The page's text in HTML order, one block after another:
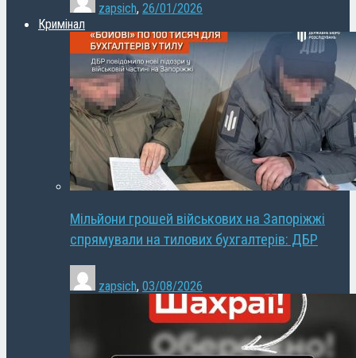
zapsich, 26/01/2026
Кримінал
Мільйони грошей військових на Запоріжжі
спрямували на тилових бухгалтерів: ДБР
zapsich, 03/08/2026